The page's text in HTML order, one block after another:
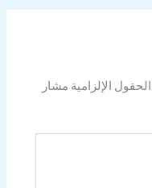
الحقول الإلزامية مشار